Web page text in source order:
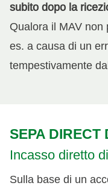
subito dopo la
Qualora il MAV non
es. a causa di un
tempestivamente
SEPA DIRECT
Incasso diretto
Sulla base di un